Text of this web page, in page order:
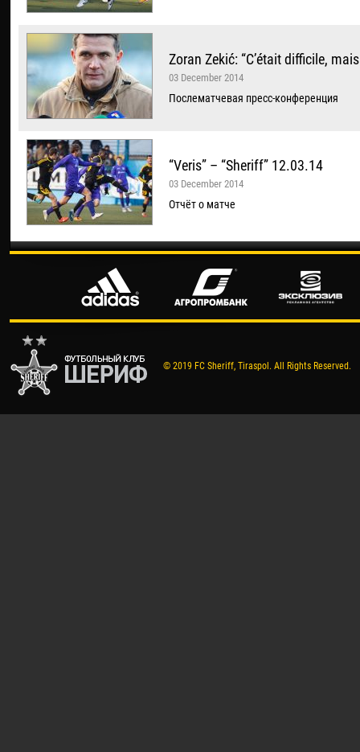
Zoran Zekić: “C’était difficile,
03 December 2014
Послематчевая пресс-конференция
“Veris” – “Sheriff” 12.03.14
03 December 2014
Отчёт о матче
© 2019 FC Sheriff, Tiraspol. All Rights Reserved.